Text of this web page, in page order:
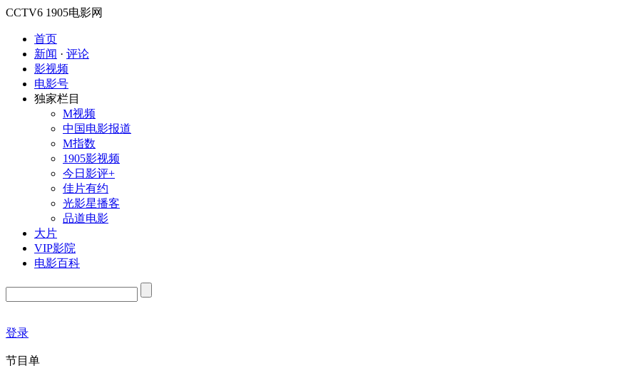
CCTV6 1905电影网
首页
新闻 · 评论
影视频
电影号
独家栏目
M视频
中国电影报道
M指数
1905影视频
今日影评+
佳片有约
光影星播客
品道电影
大片
VIP影院
电影百科
登录
节目单